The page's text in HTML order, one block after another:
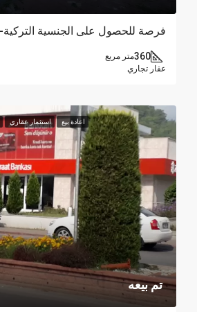
360متر مربع
عقار تجاري
اعادة بيع استثمار عقاري
تم بيعه